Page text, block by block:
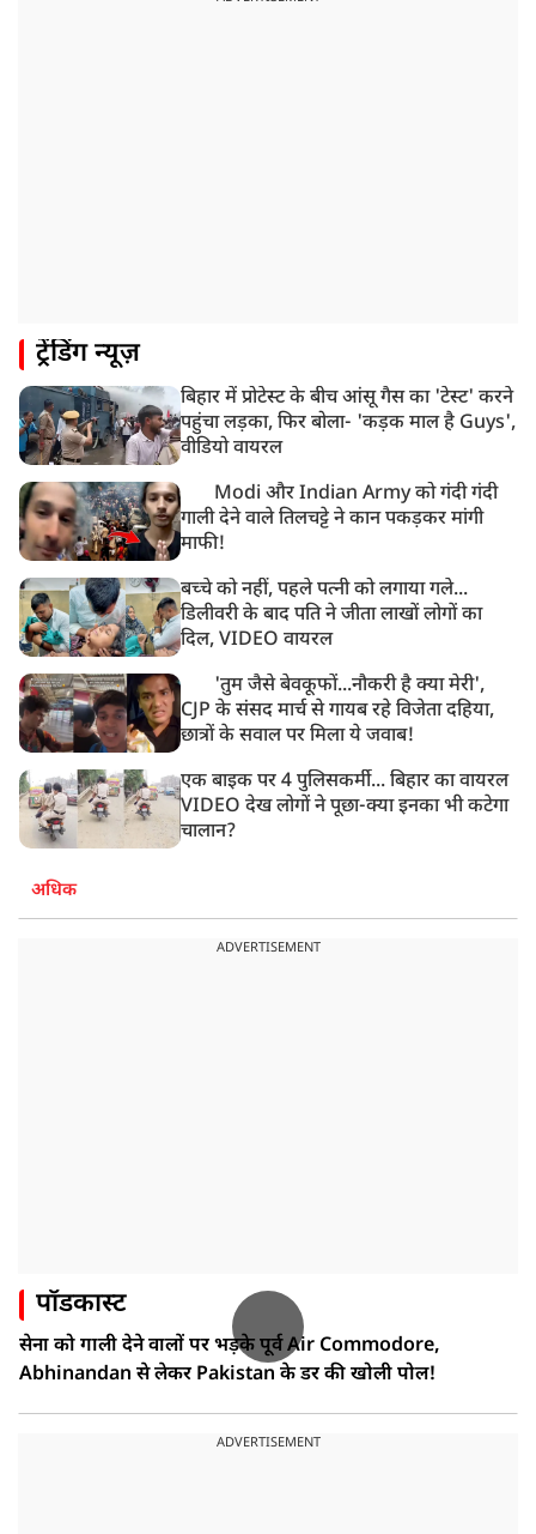
ट्रेंडिंग न्यूज़
बिहार में प्रोटेस्ट के बीच आंसू गैस का 'टेस्ट' करने
पहुंचा लड़का, फिर बोला- 'कड़क माल है Guys',
वीडियो वायरल
Modi और Indian Army को गंदी गंदी
गाली देने वाले तिलचट्टे ने कान पकड़कर मांगी
माफी!
बच्चे को नहीं, पहले पत्नी को लगाया गले...
डिलीवरी के बाद पति ने जीता लाखों लोगों का
दिल, VIDEO वायरल
'तुम जैसे बेवकूफों...नौकरी है क्या मेरी',
CJP के संसद मार्च से गायब रहे विजेता दहिया,
छात्रों के सवाल पर मिला ये जवाब!
एक बाइक पर 4 पुलिसकर्मी... बिहार का वायरल
VIDEO देख लोगों ने पूछा-क्या इनका भी कटेगा
चालान?
अधिक
ADVERTISEMENT
पॉडकास्ट
सेना को गाली देने वालों पर भड़के पूर्व Air Commodore,
Abhinandan से लेकर Pakistan के डर की खोली पोल!
ADVERTISEMENT